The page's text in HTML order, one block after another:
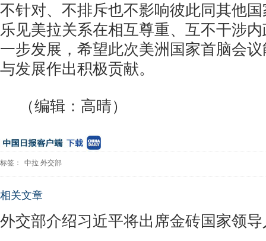
不针对、不排斥也不影响彼此同其他
乐见美拉关系在相互尊重、互不干涉
一步发展，希望此次美洲国家首脑会
与发展作出积极贡献。
（编辑：高晴）
标签： 中拉 外交部
相关文章
外交部介绍习近平将出席金砖国家领